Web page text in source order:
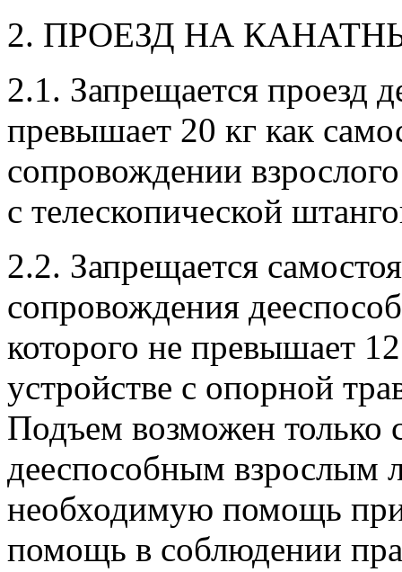
2. ПРОЕЗД НА
2.1. Запрещается проезд
превышает 20 кг как
сопровождении
с телескопической
2.2. Запрещается
сопровождения
которого не превышает
устройстве с опорной
Подъем возможен
дееспособным взрослым
необходимую помощь при
помощь в соблюдении